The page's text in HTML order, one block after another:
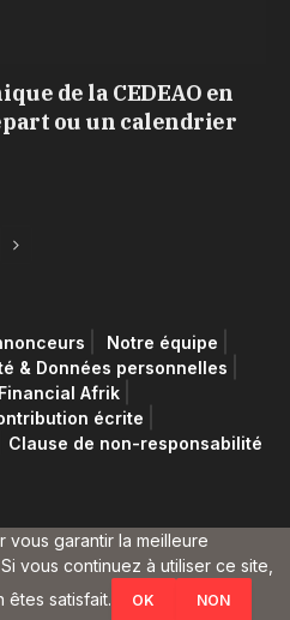
de la CEDEAO en
ou un calendrier
Next
Notre équipe
& Données personnelles
Afrik
écrite
Clause de non-responsabilité
vous garantir la meilleure
vous continuez à utiliser ce site,
êtes satisfait.
OK NON